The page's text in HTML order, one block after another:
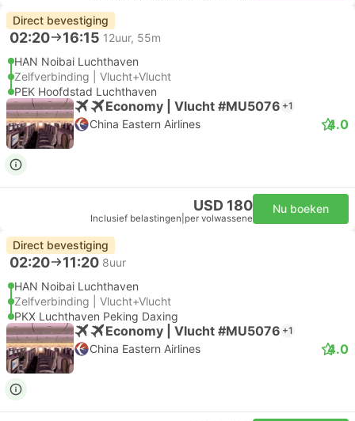
Direct bevestiging
02:20 16:15 12uur, 55m
HAN Noibai Luchthaven
Zelfverbinding | Vlucht+Vlucht
PEK Hoofdstad Luchthaven
Economy | Vlucht #MU5076 +1
China Eastern Airlines 4.0
USD 180
Inclusief belastingen per volwassene
Nu boeken
Direct bevestiging
02:20 11:20 8uur
HAN Noibai Luchthaven
Zelfverbinding | Vlucht+Vlucht
PKX Luchthaven Peking Daxing
Economy | Vlucht #MU5076 +1
China Eastern Airlines 4.0